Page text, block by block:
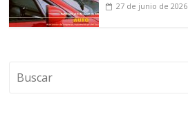
27 de junio de 2026